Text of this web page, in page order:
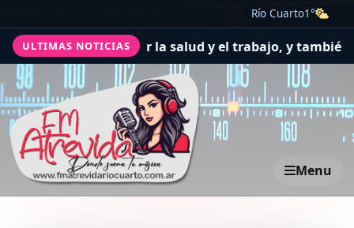
Río Cuarto1°
ULTIMAS NOTICIAS
acercaron a pedir por la salud y el trabajo, y también
Menu